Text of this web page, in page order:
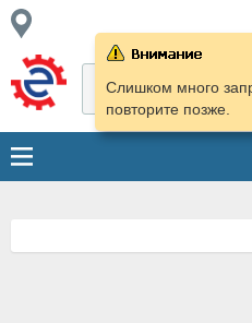
Слишком много
повторите позже.